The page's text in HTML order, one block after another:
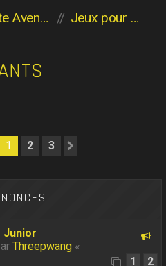
Planète Aventure Jeux pour enfants
1 2 3
Junior
Threepwang «
1 2